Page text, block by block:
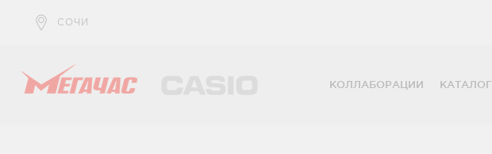
СОЧИ
КОЛЛАБОРАЦИИ
КАТАЛОГ